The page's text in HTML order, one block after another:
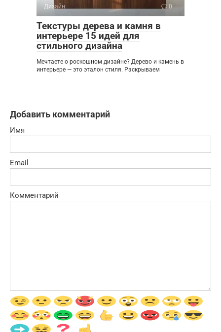
Дизайн 0
Текстуры дерева и камня в
интерьере 15 идей для
стильного дизайна
Мечтаете о роскошном дизайне? Дерево и камень в
интерьере — это эталон стиля. Раскрываем
Добавить комментарий
Имя
Email
Комментарий